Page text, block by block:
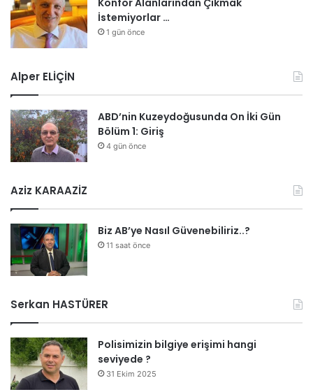
Konfor Alanlarından Çıkmak
İstemiyorlar …
1 gün önce
Alper ELİÇİN
ABD’nin Kuzeydoğusunda On İki Gün
Bölüm 1: Giriş
4 gün önce
Aziz KARAAZİZ
Biz AB’ye Nasıl Güvenebiliriz..?
11 saat önce
Serkan HASTÜRER
Polisimizin bilgiye erişimi hangi
seviyede ?
31 Ekim 2025